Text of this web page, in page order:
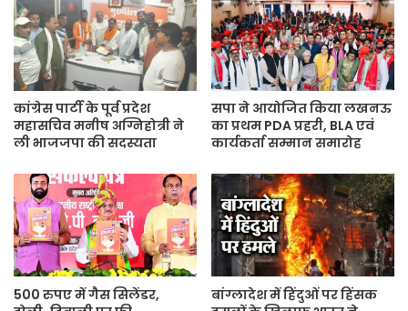
t
e
कांग्रेस पार्टी के पूर्व प्रदेश
महासचिव मनीष अग्निहोत्री ने
ली भाजजपा की सदस्यता
सपा ने आयोजित किया लखनऊ
का प्रथम PDA प्रहरी, BLA एवं
कार्यकर्ता सम्मान समारोह
500 रुपए में गैस सिलेंडर,
बांग्लादेश में हिंदुओं पर हिंसक